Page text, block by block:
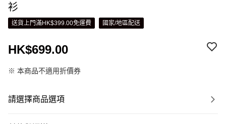
衫
送貨上門滿HK$399.00免運費 國家/地區配送
HK$699.00
※ 本商品不適用折價券
請選擇商品選項